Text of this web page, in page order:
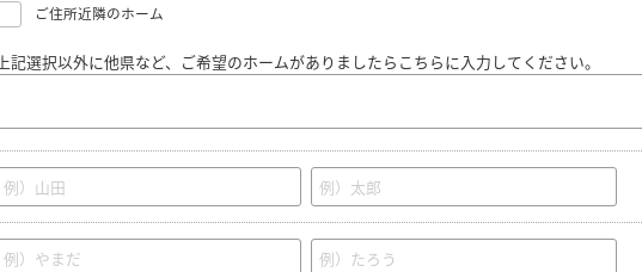
ご住所近隣のホーム
上記選択以外に他県など、ご希望のホームがありましたらこちらに入力してください。